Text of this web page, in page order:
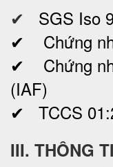
✔ SGS Iso
✔ Chứng
✔ Chứng
(IAF)
✔ TCCS
III. THÔNG